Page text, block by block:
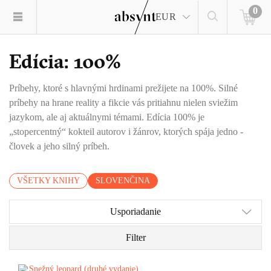
EUR
0
Edícia: 100%
Príbehy, ktoré s hlavnými hrdinami prežijete na 100%. Silné
príbehy na hrane reality a fikcie vás pritiahnu nielen sviežim
jazykom, ale aj aktuálnymi témami. Edícia 100% je
„stopercentný“ kokteil autorov i žánrov, ktorých spája jedno -
človek a jeho silný príbeh.
VŠETKY KNIHY SLOVENČINA
Usporiadanie
Filter